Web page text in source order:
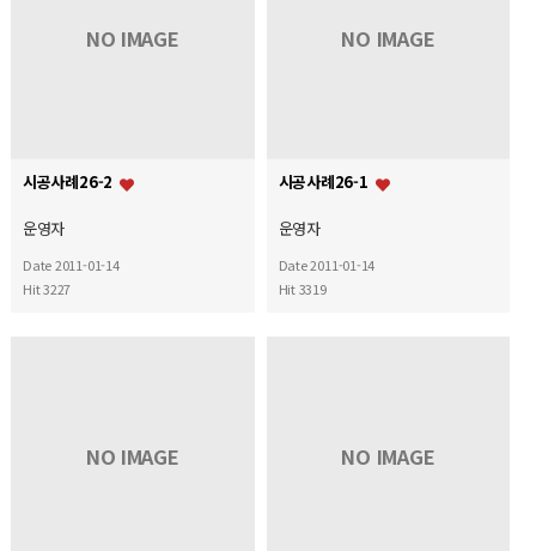
NO IMAGE
시공사례26-2
운영자
Date 2011-01-14
Hit 3227
NO IMAGE
시공사례26-1
운영자
Date 2011-01-14
Hit 3319
NO IMAGE NO IMAGE